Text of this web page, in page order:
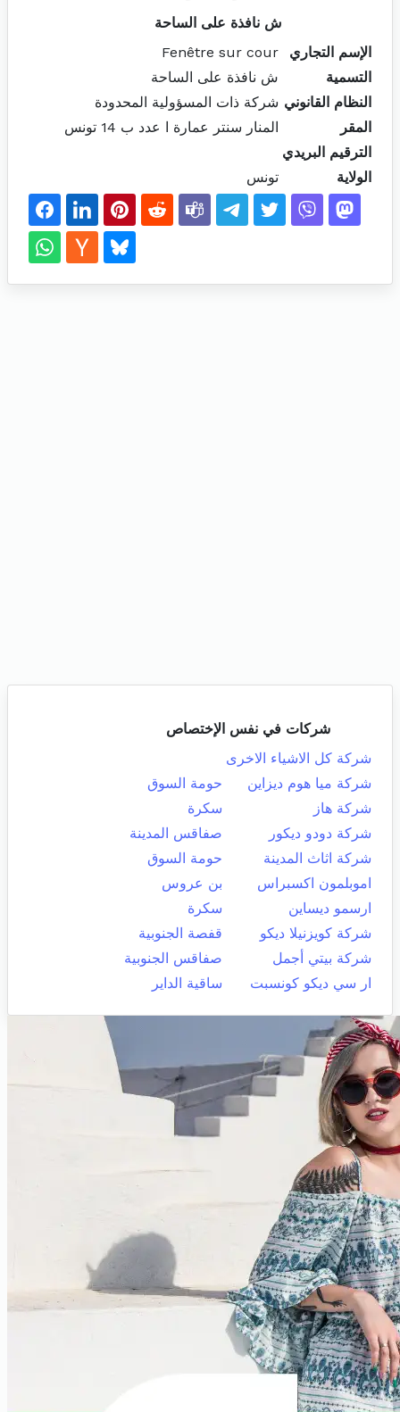
ش نافذة على الساحة
الإسم التجاري
Fenêtre sur cour
التسمية
ش نافذة على الساحة
النظام القانوني شركة ذات المسؤولية المحدودة
المقر
المنار سنتر عمارة ا عدد ب 14 تونس
الترقيم البريدي
الولاية
تونس
شركات في نفس الإختصاص
شركة كل الاشياء الاخرى
شركة ميا هوم ديزاين
حومة السوق
شركة هاز
سكرة
شركة دودو ديكور
صفاقس المدينة
شركة اثاث المدينة
حومة السوق
اموبلمون اكسبراس
بن عروس
ارسمو ديساين
سكرة
شركة كويزنيلا ديكو
قفصة الجنوبية
شركة بيتي أجمل
صفاقس الجنوبية
ار سي ديكو كونسبت
ساقية الداير